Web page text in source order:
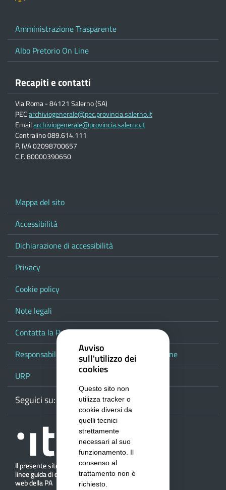
Amministrazione Trasparente
Albo Pretorio On Line
Recapiti e contatti
Via Roma - 84121 Salerno (SA)
PECarchiviogenerale@pec.provincia.salerno.it
Emailarchiviogenerale@provincia.salerno.it
Centralino 089.614.111
P. IVA 02098700657
C.F. 80000390650
Mappa del sito
Accessibilità
Dichiarazione di accessibilità
Privacy
Cookie policy
Note legali
Contatta la Provincia
Responsabile del procedimento di pubblicazione
URP
Seguici su: WebmailFacebook
Youtube
Avviso
sull'utilizzo dei
cookies
Questo sito non
utilizza tracker o
cookie diversi da
quelli tecnici
strettamente
necessari al suo
funzionamento. Il
consenso al
trattamento non è
richiesto.